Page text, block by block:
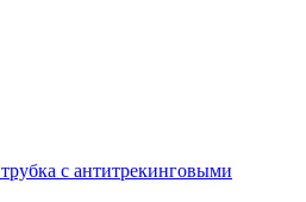
с антитрекинговыми